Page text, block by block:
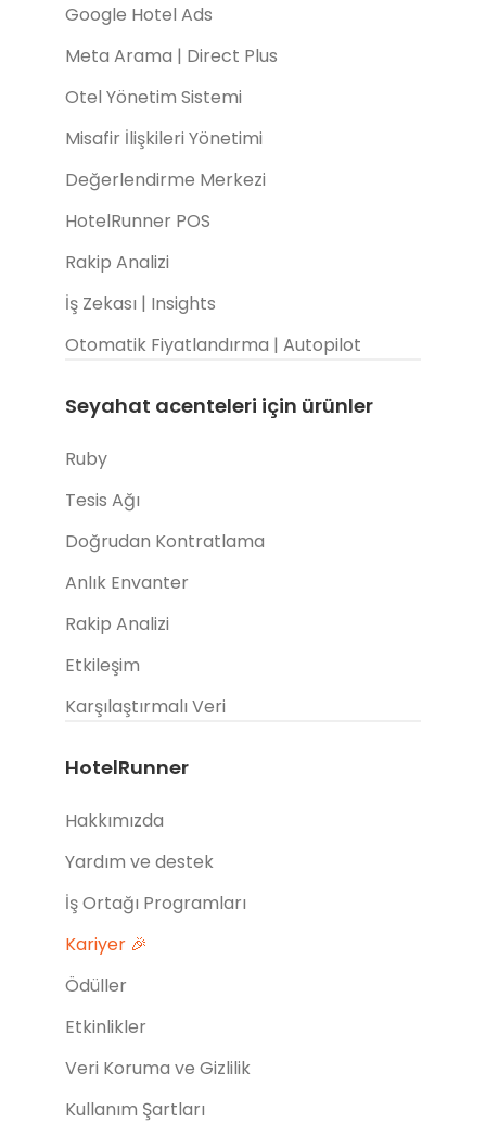
Google Hotel Ads
Meta Arama | Direct Plus
Otel Yönetim Sistemi
Misafir İlişkileri Yönetimi
Değerlendirme Merkezi
HotelRunner POS
Rakip Analizi
İş Zekası | Insights
Otomatik Fiyatlandırma | Autopilot
Seyahat acenteleri için ürünler
Ruby
Tesis Ağı
Doğrudan Kontratlama
Anlık Envanter
Rakip Analizi
Etkileşim
Karşılaştırmalı Veri
HotelRunner
Hakkımızda
Yardım ve destek
İş Ortağı Programları
Kariyer 🎉
Ödüller
Etkinlikler
Veri Koruma ve Gizlilik
Kullanım Şartları